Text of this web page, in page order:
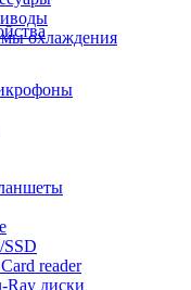
охлаждения
reader
диски